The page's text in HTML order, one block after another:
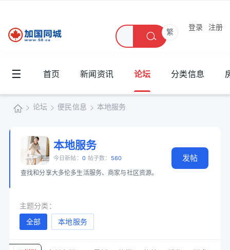
繁
登录 注册
☰ 首页 新闻资讯 论坛 分类信息
城
»
论坛 便民信息
›
本地服务
本地服务
今日新帖： 0 帖子数： 560
查找和分享大多伦多生活服务、商家与社区资源。
发帖
主题分类：
全部
本地服务